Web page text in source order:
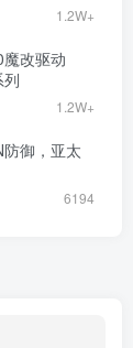
1.2W+
改驱动
1.2W+
御，亚太
6194